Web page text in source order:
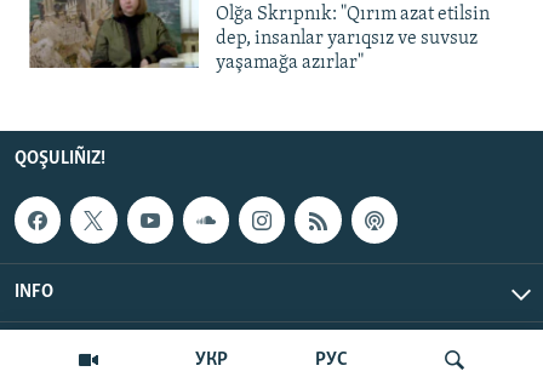
УКР РУС
Olğa Skrıpnık: "Qırım azat etilsin
dep, insanlar yarıqsız ve suvsuz
yaşamağa azırlar"
QOŞULIÑIZ!
INFO
© Qırım.Aqiqat, 2026 | All Rights Reserved.